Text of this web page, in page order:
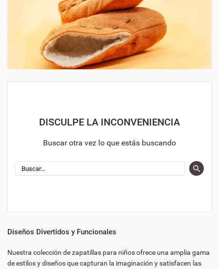
DISCULPE LA INCONVENIENCIA
Buscar otra vez lo que estás buscando
Diseños Divertidos y Funcionales
Nuestra colección de zapatillas para niños ofrece una amplia gama
de estilos y diseños que capturan la imaginación y satisfacen las